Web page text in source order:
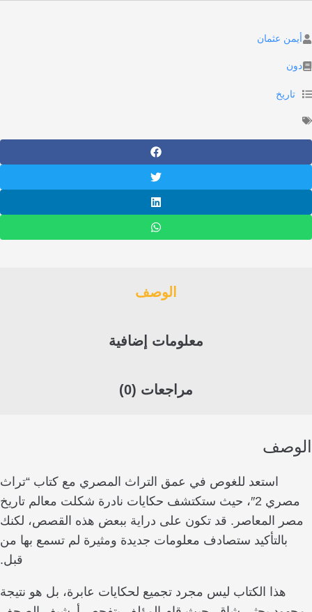
عثمان
الوصف
معلومات إضافية
مراجعات (0)
استعد للغوص في عمق التراث المصري مع كتاب “تراث
مصري 2″، حيث ستكتشف حكايات نادرة شكلت معالم تاريخ
المعاصر. قد تكون على دراية ببعض هذه القصص، لكنك
ستصادف معلومات جديدة ومثيرة لم تسمع بها من
الكتاب ليس مجرد تجميع لحكايات عابرة، بل هو نتيجة